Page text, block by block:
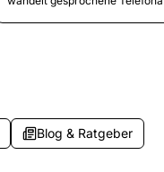
Blog & Ratgeber